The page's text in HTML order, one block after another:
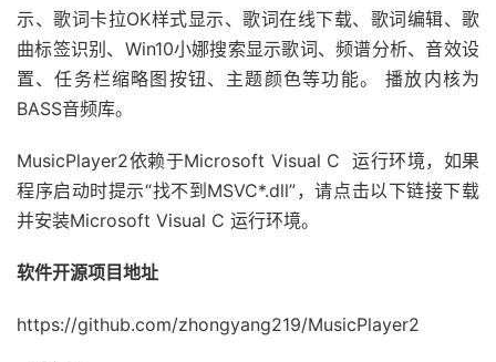
示、歌词卡拉OK样式显示、歌词在线下载、歌词编辑、歌
曲标签识别、Win10小娜搜索显示歌词、频谱分析、音效设
置、任务栏缩略图按钮、主题颜色等功能。 播放内核为
BASS音频库。
MusicPlayer2依赖于Microsoft Visual C 运行环境，如果
程序启动时提示“找不到MSVC*.dll”，请点击以下链接下载
并安装Microsoft Visual C 运行环境。
软件开源项目地址
https://github.com/zhongyang219/MusicPlayer2